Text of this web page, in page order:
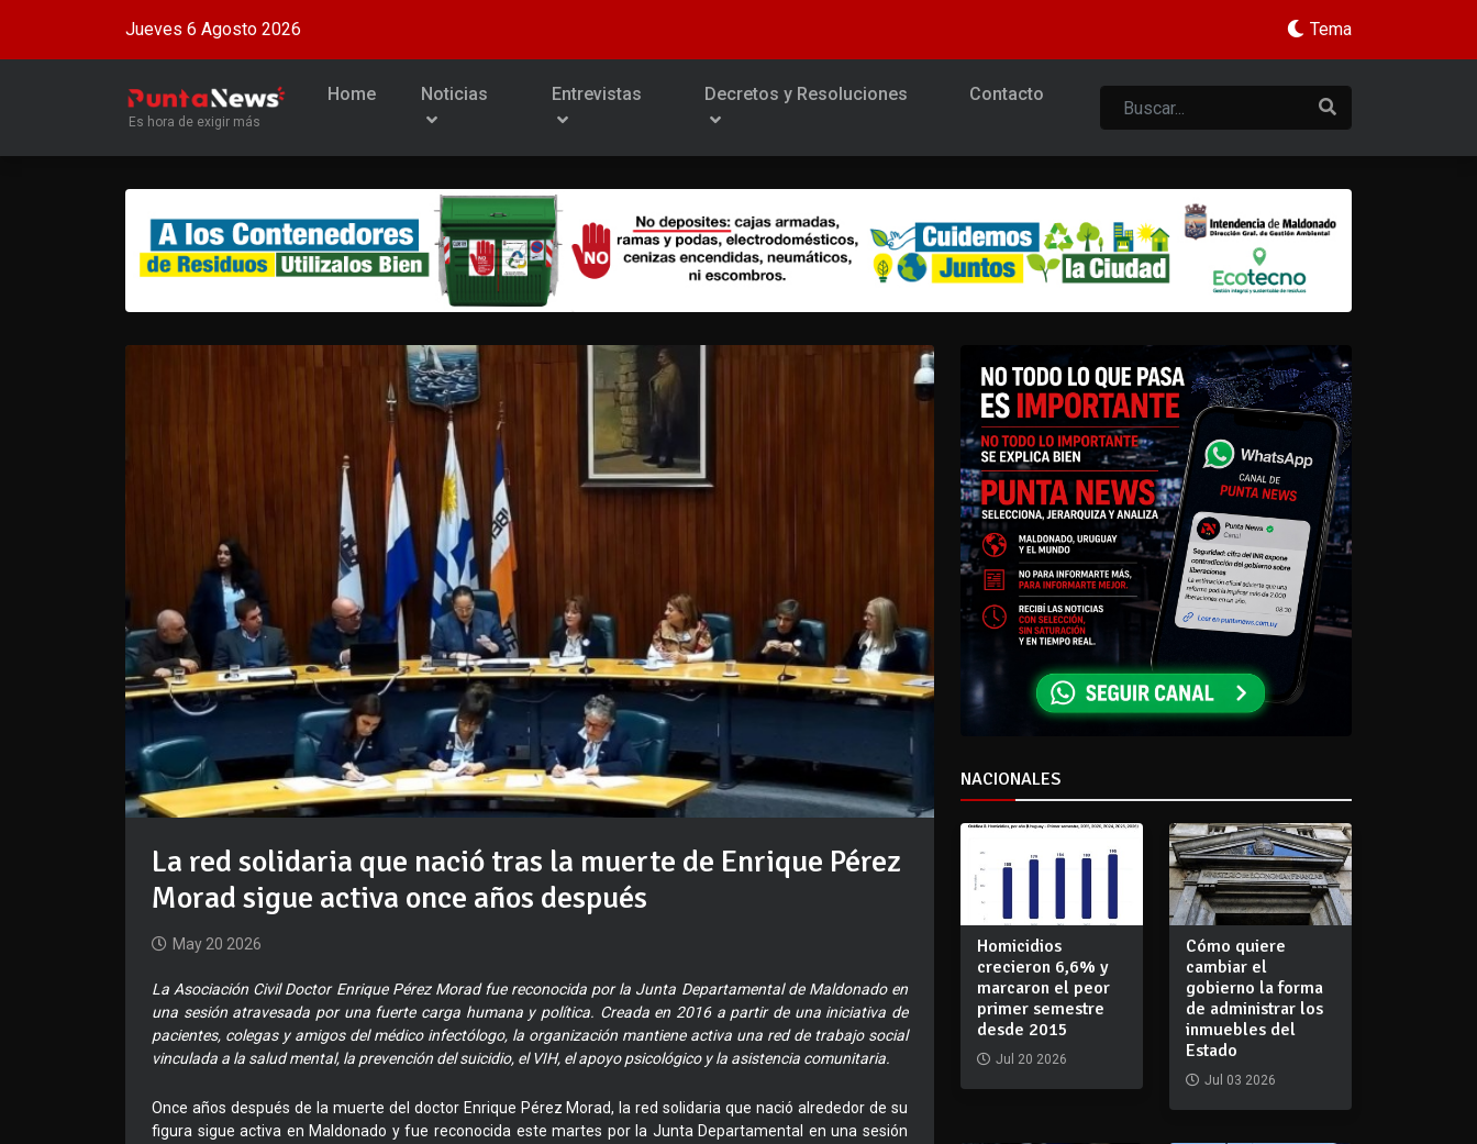
Jueves 6 Agosto 2026 Tema
Es hora de exigir más
Home Noticias Entrevistas Decretos y Resoluciones Contacto
La red solidaria que nació tras la muerte de Enrique Pérez
Morad sigue activa once años después
May 20 2026
La Asociación Civil Doctor Enrique Pérez Morad fue reconocida por la Junta Departamental de Maldonado en
una sesión atravesada por una fuerte carga humana y política. Creada en 2016 a partir de una iniciativa de
pacientes, colegas y amigos del médico infectólogo, la organización mantiene activa una red de trabajo social
vinculada a la salud mental, la prevención del suicidio, el VIH, el apoyo psicológico y la asistencia comunitaria.
Once años después de la muerte del doctor Enrique Pérez Morad, la red solidaria que nació alrededor de su
figura sigue activa en Maldonado y fue reconocida este martes por la Junta Departamental en una sesión
NACIONALES
Homicidios
crecieron 6,6% y
marcaron el peor
primer semestre
desde 2015
Jul 20 2026
Cómo quiere
cambiar el
gobierno la forma
de administrar los
inmuebles del
Estado
Jul 03 2026